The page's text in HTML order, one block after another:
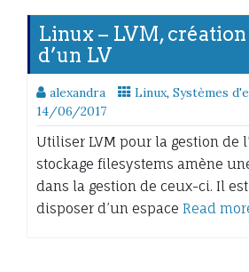
Linux – LVM, création
d’un LV
alexandra Linux, Systèmes
14/06/2017
Utiliser LVM pour la gestion de
stockage filesystems amène
dans la gestion de ceux-ci. Il
disposer d’un espace Read